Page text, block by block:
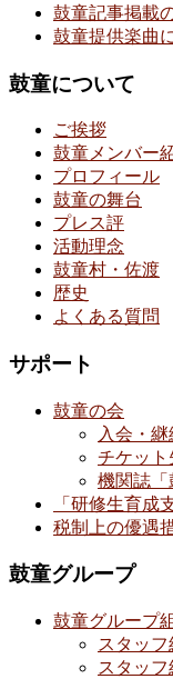
鼓童記事掲載
鼓童提供楽曲
鼓童について
ご挨拶
鼓童メンバー
プロフィール
鼓童の舞台
プレス評
活動理念
鼓童村・佐渡
歴史
よくある質問
サポート
鼓童の会
入会・
チケット
機関誌「
「研修生育成
税制上の優遇
鼓童グループ
鼓童グループ
スタッ
スタッ